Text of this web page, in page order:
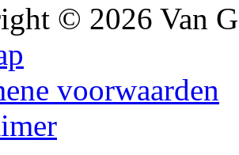
© 2026 Van
voorwaarden